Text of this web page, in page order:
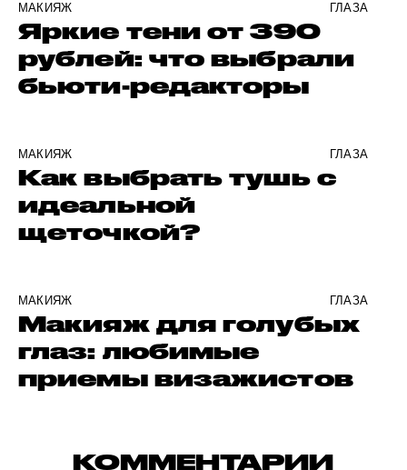
МАКИЯЖ ГЛАЗА
Яркие тени от 390
рублей: что выбрали
бьюти-редакторы
МАКИЯЖ ГЛАЗА
Как выбрать тушь с
идеальной
щеточкой?
МАКИЯЖ ГЛАЗА
Макияж для голубых
глаз: любимые
приемы визажистов
КОММЕНТАРИИ